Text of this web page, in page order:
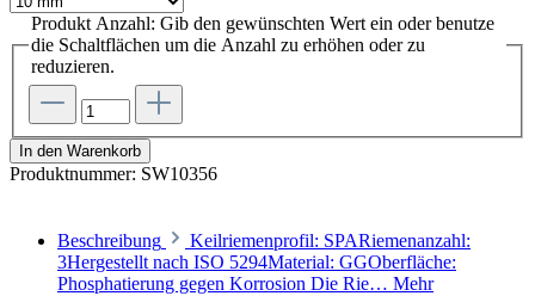
Produkt Anzahl: Gib den gewünschten Wert ein oder benutze
die Schaltflächen um die Anzahl zu erhöhen oder zu
reduzieren.
In den Warenkorb
Produktnummer: SW10356
Beschreibung
Keilriemenprofil: SPARiemenanzahl:
3Hergestellt nach ISO 5294Material: GGOberfläche:
Phosphatierung gegen Korrosion Die Rie… Mehr